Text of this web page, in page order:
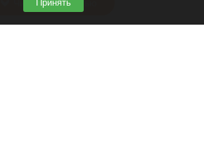
Читать полностью
Принять